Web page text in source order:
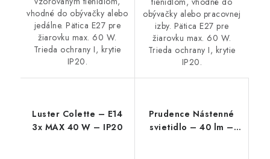
vhodné do obývačky alebo
jedálne. Pätica E27 pre
žiarovku max. 60 W.
Trieda ochrany I, krytie
IP20.
obývačky alebo pracovnej
izby. Pätica E27 pre
žiarovku max. 60 W.
Trieda ochrany I, krytie
IP20.
Luster Colette – E14
3x MAX 40 W – IP20
Prudence Nástenné
svietidlo – 40 lm –